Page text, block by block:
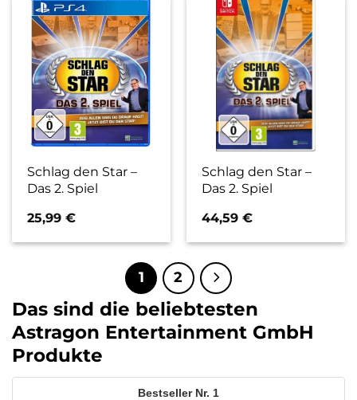
Schlag den Star –
Das 2. Spiel
25,99€
Schlag den Star –
Das 2. Spiel
44,59€
1 2
Das sind die beliebtesten
Astragon Entertainment GmbH
Produkte
1